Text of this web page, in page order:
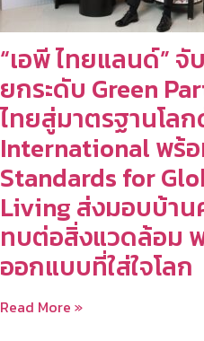
“เอพี ไทยแลนด์”
ยกระดับ Green
ไทยสู่มาตรฐานโลก
International พร้
Standards for
Living ส่งมอบบ้า
ทบต่อสิ่งแวดล้อม
ออกแบบที่ใส่ใจโลก
Read More »